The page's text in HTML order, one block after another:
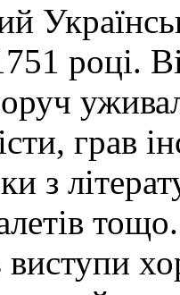
році.
грав
з
виступи